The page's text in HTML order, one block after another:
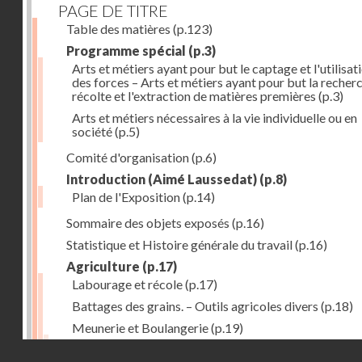
PAGE DE TITRE
Table des matières (p.123)
Programme spécial (p.3)
Arts et métiers ayant pour but le captage et
des forces – Arts et métiers ayant pour but la
récolte et l'extraction de matières premières (p.3)
Arts et métiers nécessaires à la vie individuelle ou en
société(p.5)
Comité d'organisation(p.6)
Introduction (Aimé Laussedat) (p.8)
Plan de l'Exposition(p.14)
Sommaire des objets exposés (p.16)
Statistique et Histoire générale du travail(p.16)
Agriculture (p.17)
Labourage et récole(p.17)
Battages des grains. – Outils agricoles divers (p.18)
Meunerie et Boulangerie(p.19)